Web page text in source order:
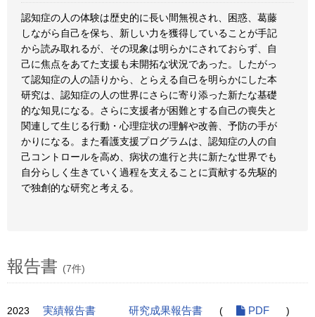
認知症の人の体験は歴史的に長い間無視され、困惑、葛藤
しながら自己を保ち、新しい力を獲得していることが手記
から読み取れるが、その現象は明らかにされておらず、自
己に焦点をあてた支援も未開拓な状況であった。したがっ
て認知症の人の語りから、とらえる自己を明らかにした本
研究は、認知症の人の世界にさらに寄り添った新たな基礎
的な知見になる。さらに支援者が困難とする自己の喪失と
関連して生じる行動・心理症状の理解や改善、予防の手が
かりになる。また看護支援プログラムは、認知症の人の自
己コントロールを高め、病状の進行と共に新たな世界でも
自分らしく生きていく過程を支えることに貢献する先駆的
で独創的な研究と考える。
報告書 (7件)
2023 実績報告書 研究成果報告書 ( PDF )